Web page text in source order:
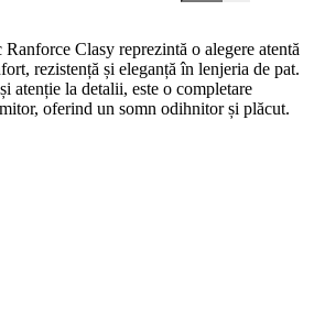
Clasy reprezintă o alegere atentă
rezistență și eleganță în lenjeria de pat.
atenție la detalii, este o completare
oferind un somn odihnitor și plăcut.